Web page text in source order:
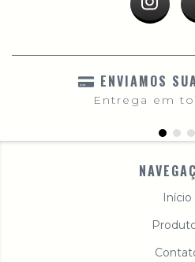
ENVIAMOS
Entrega em
Início